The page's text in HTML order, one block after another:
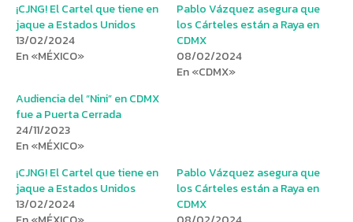
¡CJNG! El Cartel que tiene en
jaque a Estados Unidos
13/02/2024
En «MÉXICO»
Pablo Vázquez asegura que
los Cárteles están a Raya en
CDMX
08/02/2024
En «CDMX»
Audiencia del “Nini” en CDMX
fue a Puerta Cerrada
24/11/2023
En «MÉXICO»
¡CJNG! El Cartel que tiene en
jaque a Estados Unidos
13/02/2024
Pablo Vázquez asegura que
los Cárteles están a Raya en
CDMX